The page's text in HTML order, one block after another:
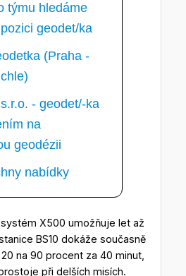
týmu hledáme
geodet/ka
(Praha -
- geodet/-ka
na
geodézii
nabídky
X500 umožňuje let až
BS10 dokáže současně
na 90 procent za 40 minut,
při delších misích.